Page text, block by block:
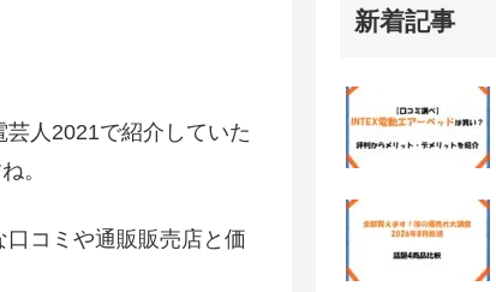
人2021で紹介していた
。
コミや通販販売店と価
新着記事